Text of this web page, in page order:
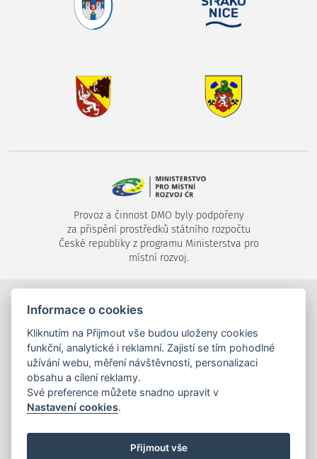
Provoz a činnost DMO byly podpořeny
za přispění prostředků státního rozpočtu
České republiky z programu Ministerstva pro
místní rozvoj.
©2024-2026Destinační společnost Píseckem, s.r.o.
Velké náměstí 1/24, 397 01 Písek,
tel.: +420 725 053 144,info (zavináč) piseckem.cz
mapa stránek
Realizace a správa webu:Studio QUIN.cz
Informace o cookies
Kliknutím na Přijmout vše budou uloženy cookies
funkční, analytické i reklamní. Zajistí se tím pohodlné
užívání webu, měření návštěvnosti, personalizaci
obsahu a cílení reklamy.
Své preference můžete snadno upravit v
Nastavení cookies.
Přijmout vše